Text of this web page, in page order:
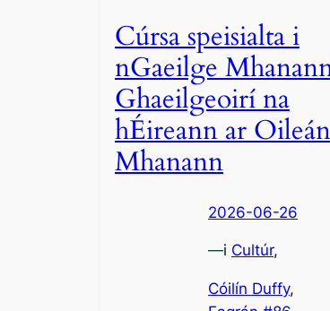
Cúrsa speisialta i
nGaeilge
Ghaeilgeoirí na
hÉireann ar Oileán
Mhanann
2026-06-26
—i Cultúr,
Cóilín Duffy